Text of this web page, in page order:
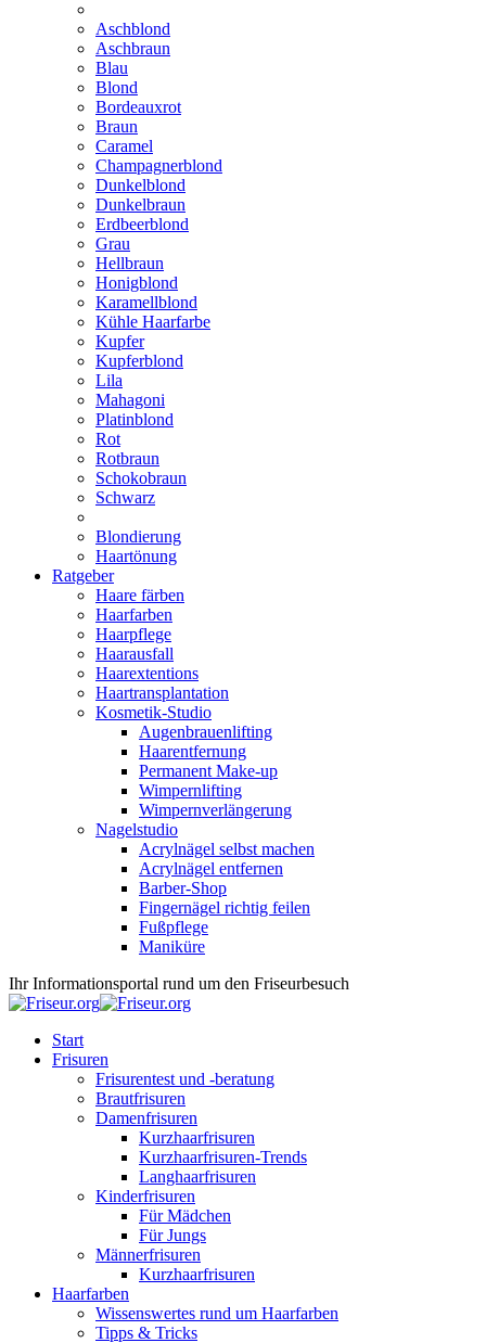
Aschblond
Aschbraun
Blau
Blond
Bordeauxrot
Braun
Caramel
Champagnerblond
Dunkelblond
Dunkelbraun
Erdbeerblond
Grau
Hellbraun
Honigblond
Karamellblond
Kühle Haarfarbe
Kupfer
Kupferblond
Lila
Mahagoni
Platinblond
Rot
Rotbraun
Schokobraun
Schwarz
Blondierung
Haartönung
Ratgeber
Haare färben
Haarfarben
Haarpflege
Haarausfall
Haarextentions
Haartransplantation
Kosmetik-Studio
Augenbrauenlifting
Haarentfernung
Permanent Make-up
Wimpernlifting
Wimpernverlängerung
Nagelstudio
Acrylnägel selbst machen
Acrylnägel entfernen
Barber-Shop
Fingernägel richtig feilen
Fußpflege
Maniküre
Ihr Informationsportal rund um den Friseurbesuch
Start
Frisuren
Frisurentest und -beratung
Brautfrisuren
Damenfrisuren
Kurzhaarfrisuren
Kurzhaarfrisuren-Trends
Langhaarfrisuren
Kinderfrisuren
Für Mädchen
Für Jungs
Männerfrisuren
Kurzhaarfrisuren
Haarfarben
Wissenswertes rund um Haarfarben
Tipps & Tricks